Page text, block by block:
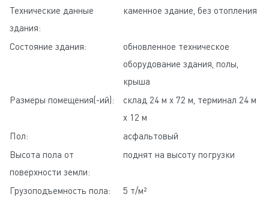
Технические данные
здания:
каменное здание, без отопления
Состояние здания:
обновленное техническое
оборудование здания, полы,
крыша
Pазмеры помещения(-ий):
склад 24 м x 72 м, терминал 24 м
x 12 м
Пол:
асфальтовый
Высота пола от
поверхности земли:
поднят на высоту погрузки
Грузоподъемность пола:
5 т/м²